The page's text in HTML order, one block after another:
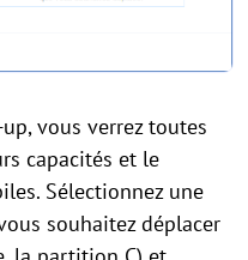
vous verrez toutes
capacités et le
Sélectionnez une
souhaitez déplacer